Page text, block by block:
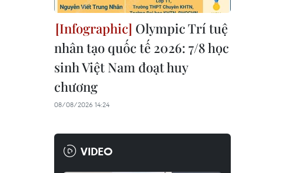
Olympic Trí tuệ
nhân tạo quốc tế 2026: 7/8 học
sinh Việt Nam đoạt huy
chương
08/08/2026 14:24
VIDEO